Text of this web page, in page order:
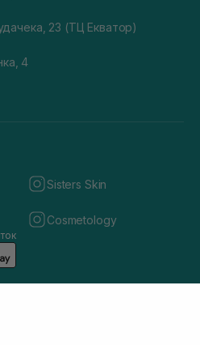
23 (ТЦ Екватор)
4
Sisters Skin
Cosmetology